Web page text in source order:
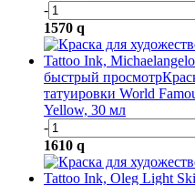
-
1570 q
быстрый просмотр
татуировки World
Yellow, 30 мл
-
1610 q